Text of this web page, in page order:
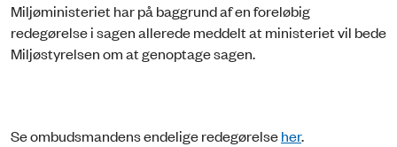
Miljøministeriet har på baggrund af en foreløbig
redegørelse i sagen allerede meddelt at ministeriet vil bede
Miljøstyrelsen om at genoptage sagen.
Se ombudsmandens endelige redegørelseher.